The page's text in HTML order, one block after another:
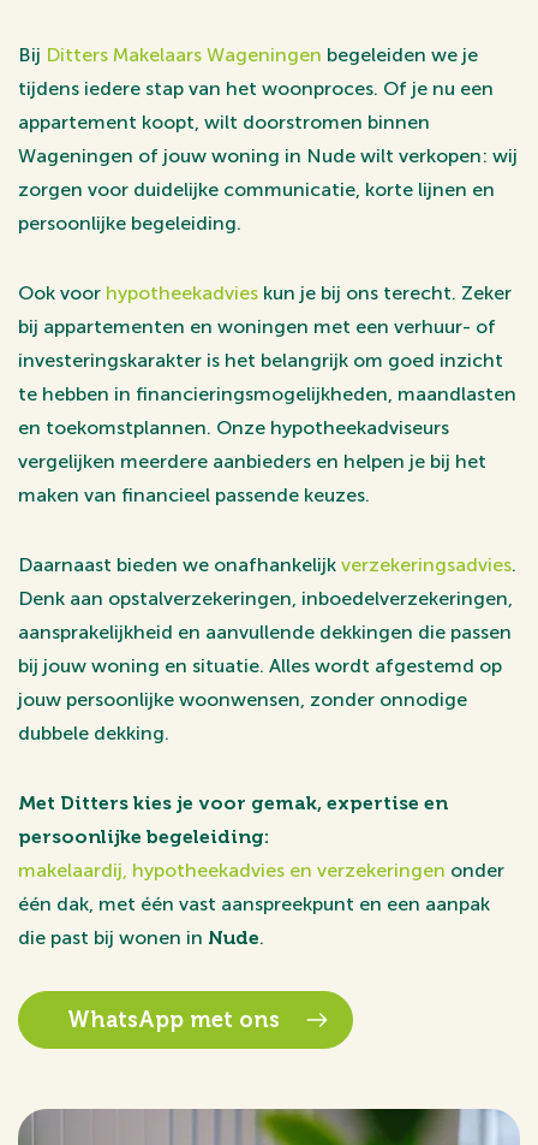
Bij Ditters Makelaars Wageningen begeleiden we je
tijdens iedere stap van het woonproces. Of je nu een
appartement koopt, wilt doorstromen binnen
Wageningen of jouw woning in Nude wilt verkopen: wij
zorgen voor duidelijke communicatie, korte lijnen en
persoonlijke begeleiding.
Ook voor hypotheekadvies kun je bij ons terecht. Zeker
bij appartementen en woningen met een verhuur- of
investeringskarakter is het belangrijk om goed inzicht
te hebben in financieringsmogelijkheden, maandlasten
en toekomstplannen. Onze hypotheekadviseurs
vergelijken meerdere aanbieders en helpen je bij het
maken van financieel passende keuzes.
Daarnaast bieden we onafhankelijk verzekeringsadvies.
Denk aan opstalverzekeringen, inboedelverzekeringen,
aansprakelijkheid en aanvullende dekkingen die passen
bij jouw woning en situatie. Alles wordt afgestemd op
jouw persoonlijke woonwensen, zonder onnodige
dubbele dekking.
Met Ditters kies je voor gemak, expertise en
persoonlijke begeleiding:
makelaardij, hypotheekadvies en verzekeringen onder
één dak, met één vast aanspreekpunt en een aanpak
die past bij wonen in Nude.
WhatsApp met ons